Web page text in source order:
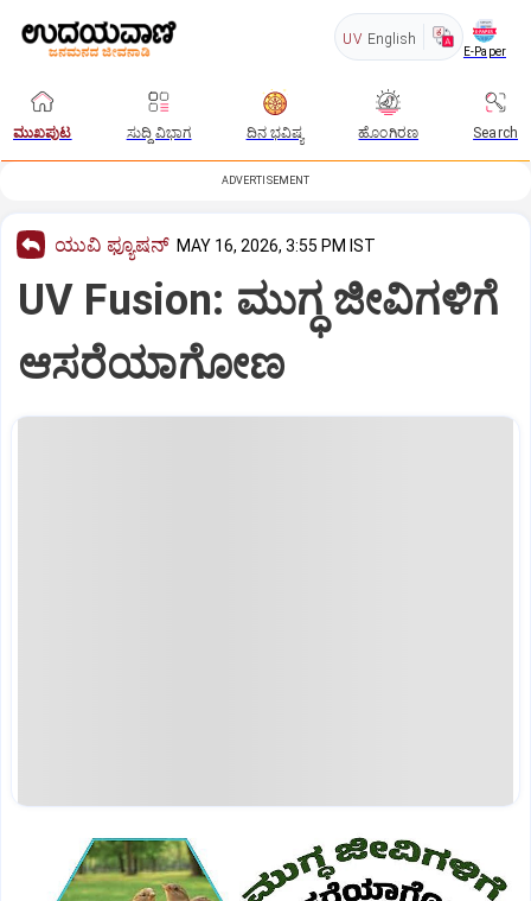
UV English
E-Paper
ಮುಖಪುಟ ಸುದ್ದಿ ವಿಭಾಗ ದಿನ ಭವಿಷ್ಯ ಹೊಂಗಿರಣ Search
ADVERTISEMENT
ಯುವಿ ಫ್ಯೂಷನ್ MAY 16, 2026, 3:55 PM IST
UV Fusion: ಮುಗ್ಧ ಜೀವಿಗಳಿಗೆ
ಆಸರೆಯಾಗೋಣ